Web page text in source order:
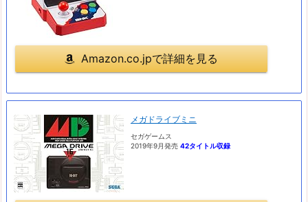
Amazon.co.jpで詳細を見る
メガドライブミニ
セガゲームス
2019年9月発売 42タイトル収録